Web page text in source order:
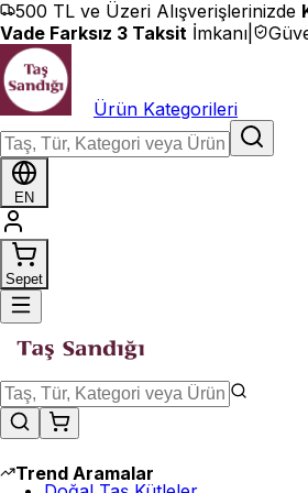
İçeriğe geç
500 TL ve Üzeri Alışverişlerinizde
Vade Farksız 3 Taksit İmkanı
Ürün Kategorileri
EN
Sepet
Trend Aramalar